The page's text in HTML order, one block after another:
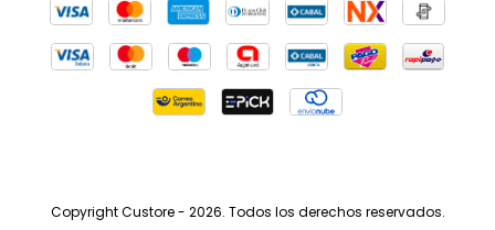
Copyright Custore - 2026. Todos los derechos reservados.